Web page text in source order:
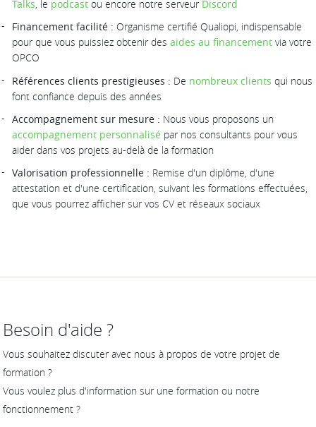
Talks, le podcast ou encore notre serveur Discord
Financement facilité : Organisme certifié Qualiopi, indispensable
pour que vous puissiez obtenir des aides au financement via votre
OPCO
Références clients prestigieuses : De nombreux clients qui nous
font confiance depuis des années
Accompagnement sur mesure : Nous vous proposons un
accompagnement personnalisé par nos consultants pour vous
aider dans vos projets au-delà de la formation
Valorisation professionnelle : Remise d'un diplôme, d'une
attestation et d'une certification, suivant les formations effectuées,
que vous pourrez afficher sur vos CV et réseaux sociaux
Besoin d'aide ?
Vous souhaitez discuter avec nous à propos de votre projet de
formation ?
Vous voulez plus d'information sur une formation ou notre
fonctionnement ?